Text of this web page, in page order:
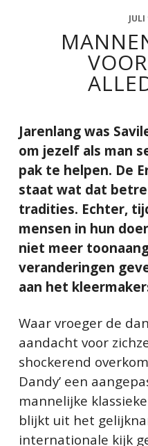
JULI
Jarenlang was
om jezelf als man
pak te helpen. De
staat wat dat
tradities. Echter,
mensen in hun
niet meer
veranderingen
aan het
Waar vroeger de
aandacht voor
shockerend
Dandy’ een
mannelijke
blijkt uit het
internationale kijk